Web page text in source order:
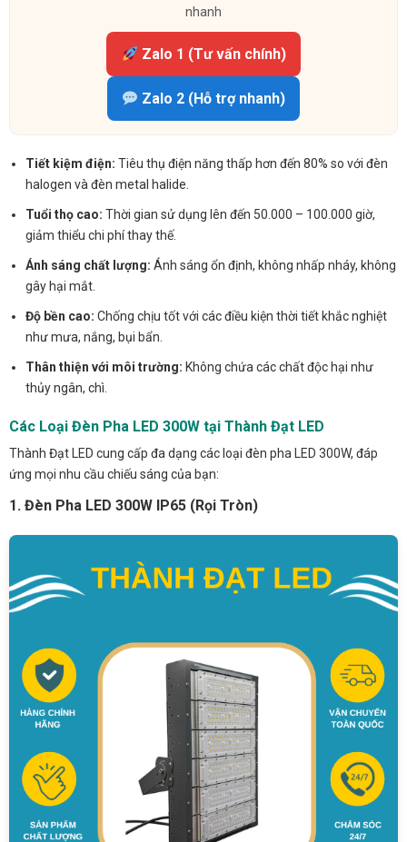
nhanh
Zalo 1 (Tư vấn chính)
Zalo 2 (Hỗ trợ nhanh)
Tiết kiệm điện: Tiêu thụ điện năng thấp hơn đến 80% so với đèn
halogen và đèn metal halide.
Tuổi thọ cao: Thời gian sử dụng lên đến 50.000 – 100.000 giờ,
giảm thiểu chi phí thay thế.
Ánh sáng chất lượng: Ánh sáng ổn định, không nhấp nháy, không
gây hại mắt.
Độ bền cao: Chống chịu tốt với các điều kiện thời tiết khắc nghiệt
như mưa, nắng, bụi bẩn.
Thân thiện với môi trường: Không chứa các chất độc hại như
thủy ngân, chì.
Các Loại Đèn Pha LED 300W tại Thành Đạt LED
Thành Đạt LED cung cấp đa dạng các loại đèn pha LED 300W, đáp
ứng mọi nhu cầu chiếu sáng của bạn:
1. Đèn Pha LED 300W IP65 (Rọi Tròn)